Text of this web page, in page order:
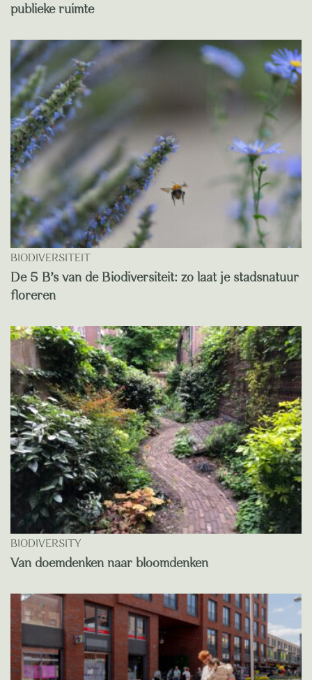
publieke ruimte
BIODIVERSITEIT
De 5 B’s van de Biodiversiteit: zo laat je stadsnatuur
floreren
BIODIVERSITY
Van doemdenken naar bloomdenken